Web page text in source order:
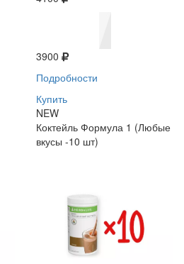
3900
Подробности
Купить
NEW
Коктейль Формула 1 (Любые
вкусы -10 шт)